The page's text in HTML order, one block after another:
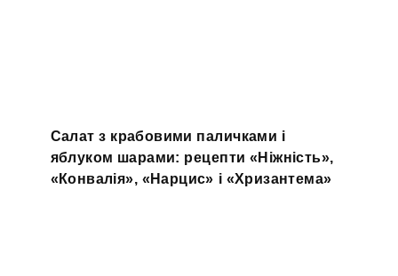
Салат з крабовими паличками і
яблуком шарами: рецепти «Ніжність»,
«Конвалія», «Нарцис» і «Хризантема»